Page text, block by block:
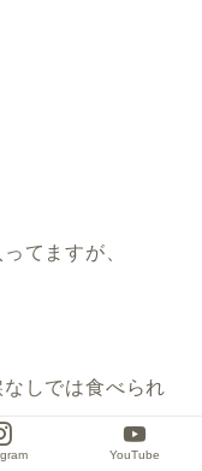
てますが、
しでは食べられ
YouTube